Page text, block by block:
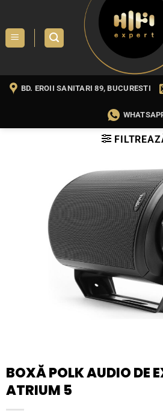
content
BD. EROII SANITARI 89, BUCURESTI
BOXĂ POLK AUDIO DE
ATRIUM 5